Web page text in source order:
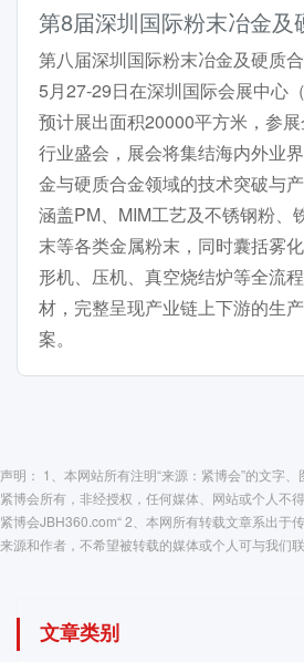
文章类别
第8届深圳国际粉末冶金及
第八届深圳国际粉末冶金及硬质
5月27-29日在深圳国际会展中心
预计展出面积20000平方米，参
行业盛会，展会将集结海内外业
金与硬质合金领域的技术突破与
涵盖PM、MIM工艺及不锈钢粉、
末等各类金属粉末，同时囊括雾
形机、压机、真空烧结炉等全流
材，完整呈现产业链上下游的生
案。
声明： 1、本网站所有注明“来源：紧博会”的文字
紧博会所有，非经授权，任何媒体、网站或个人不
紧博会JBH360.com“ 2、本网所有转载文章系出于
来源和作者，不希望被转载的媒体或个人可与我们